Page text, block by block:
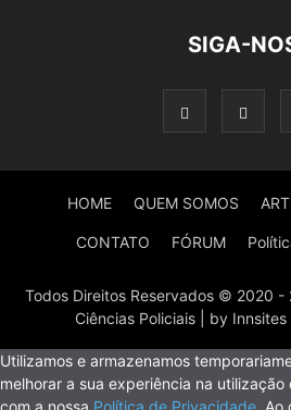
SIGA-
HOME QUEM SOMOS
CONTATO FÓRUM
Todos Direitos Reservados © 2020 -
Ciências Policiais | by
Utilizamos e armazenamos
melhorar a sua experiência na
com a nossa Política de Privacidade .